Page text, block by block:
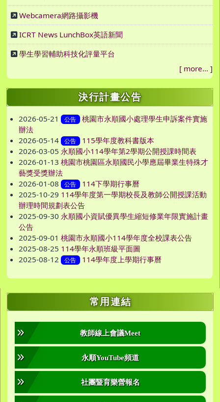
Webcamera網路攝影機
ICRT News LunchBox英語新聞
學生學習輔助科技化評量平台
[ more... ]
決行計畫公告
2026-05-21 公告
桃園市永順國小處理學生申訴案件實施
辦法
2026-05-14
公告
115學年度教科書版本
2026-03-05 永順國小114學年第2學期公開授課時間表
2026-01-13 桃園市桃園區永順國民小學應屆畢業生特殊才
藝獎受獎辦法
2026-01-08
公告
114下學期行事曆
2025-10-29 114學年度第一學期校長及教師公開授課活動
辦理時間規劃表公告
2025-09-30 永順國小資賦優異學生縮短修業年限實施計畫
公告
2025-09-01 桃園市永順國小114學年度全校課表公告
2025-08-25 114學年永順班級平面圖
2025-08-12
公告 114學年度上學期行事曆
右邊區域內容 常用連結
教師線上會議Meet
永順YouTube頻道
社團暨育樂營報名